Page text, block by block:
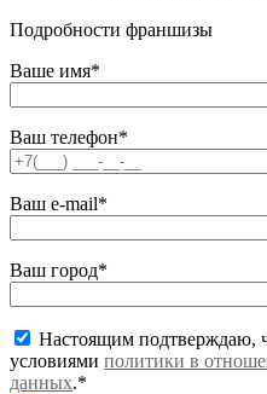
Подробности франшизы
Ваше имя*
Ваш телефон*
Ваш e-mail*
Ваш город*
Настоящим подтверждаю,
условиями политики в
данных.*